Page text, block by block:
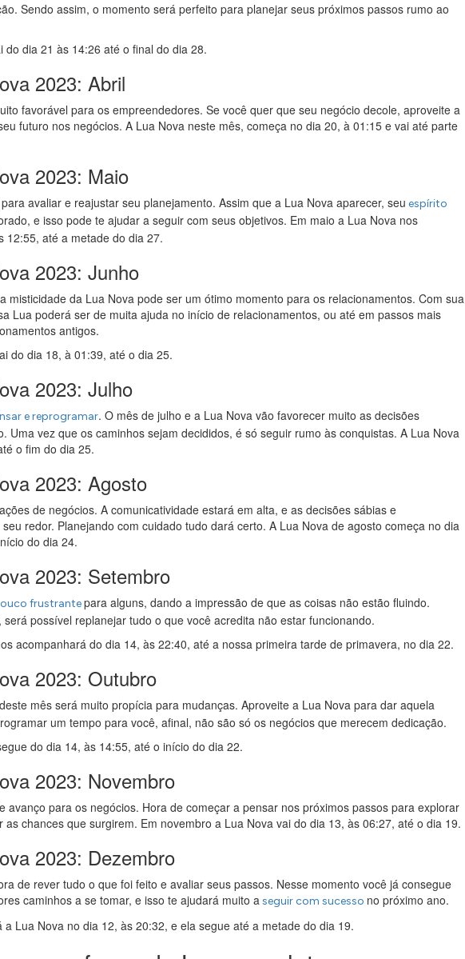
Sendo assim, o momento será perfeito para planejar seus próximos passos rumo ao
do dia 21 às 14:26 até o final do dia 28.
2023: Abril
favorável para os empreendedores. Se você quer que seu negócio decole, aproveite a
futuro nos negócios. A Lua Nova neste mês, começa no dia 20, à 01:15 e vai até parte
2023: Maio
avaliar e reajustar seu planejamento. Assim que a Lua Nova aparecer, seu espírito
e isso pode te ajudar a seguir com seus objetivos. Em maio a Lua Nova nos
12:55, até a metade do dia 27.
2023: Junho
misticidade da Lua Nova pode ser um ótimo momento para os relacionamentos. Com sua
Lua poderá ser de muita ajuda no início de relacionamentos, ou até em passos mais
antigos.
do dia 18, à 01:39, até o dia 25.
2023: Julho
e reprogramar. O mês de julho e a Lua Nova vão favorecer muito as decisões
Uma vez que os caminhos sejam decididos, é só seguir rumo às conquistas. A Lua Nova
o fim do dia 25.
2023: Agosto
de negócios. A comunicatividade estará em alta, e as decisões sábias e
redor. Planejando com cuidado tudo dará certo. A Lua Nova de agosto começa no dia
do dia 24.
2023: Setembro
frustrantepara alguns, dando a impressão de que as coisas não estão fluindo.
será possível replanejar tudo o que você acredita não estar funcionando.
acompanhará do dia 14, às 22:40, até a nossa primeira tarde de primavera, no dia 22.
2023: Outubro
deste mês será muito propícia para mudanças. Aproveite a Lua Nova para dar aquela
um tempo para você, afinal, não são só os negócios que merecem dedicação.
do dia 14, às 14:55, até o início do dia 22.
2023: Novembro
avanço para os negócios. Hora de começar a pensar nos próximos passos para explorar
as chances que surgirem. Em novembro a Lua Nova vai do dia 13, às 06:27, até o dia 19.
2023: Dezembro
de rever tudo o que foi feito e avaliar seus passos. Nesse momento você já consegue
caminhos a se tomar, e isso te ajudará muito aseguir com sucesso no próximo ano.
Lua Nova no dia 12, às 20:32, e ela segue até a metade do dia 19.